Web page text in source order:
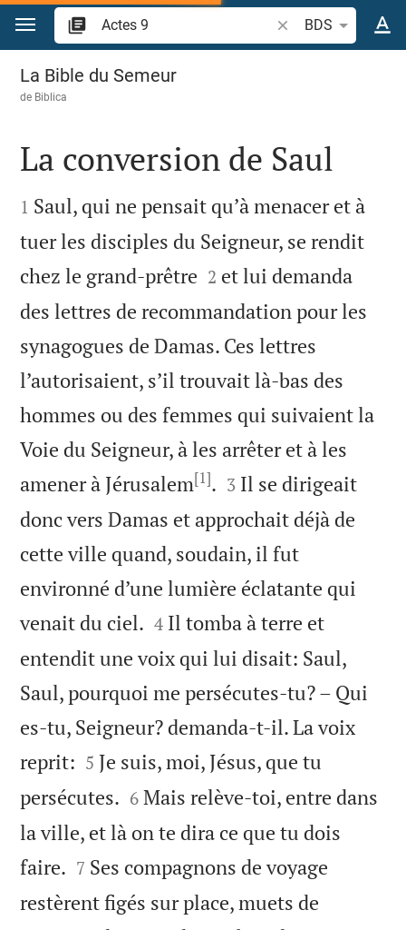
Aller vers contenu
Recherche d'un
BDS
Actes 9
La Bible du Semeur
de Biblica

La conversion de Saul

1 Saul, qui ne pensait qu’à menacer et à
tuer les disciples du Seigneur, se rendit
chez le grand-prêtre 

2 et lui demanda
des lettres de recommandation pour les
synagogues de Damas. Ces lettres
l’autorisaient, s’il trouvait là-bas des
hommes ou des femmes qui suivaient la
Voie du Seigneur, à les arrêter et à les
amener à Jérusalem[1]. 

3 Il se dirigeait
donc vers Damas et approchait déjà de
cette ville quand, soudain, il fut
environné d’une lumière éclatante qui
venait du ciel. 

4 Il tomba à terre et
entendit une voix qui lui disait: Saul,
Saul, pourquoi me persécutes-tu? – Qui
es-tu, Seigneur? demanda-t-il. La voix
reprit: 

5 Je suis, moi, Jésus, que tu
persécutes. 

6 Mais relève-toi, entre dans
la ville, et là on te dira ce que tu dois
faire. 

7 Ses compagnons de voyage
restèrent figés sur place, muets de